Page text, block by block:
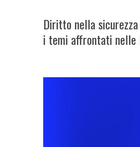
Diritto nella
i temi affrontati nelle